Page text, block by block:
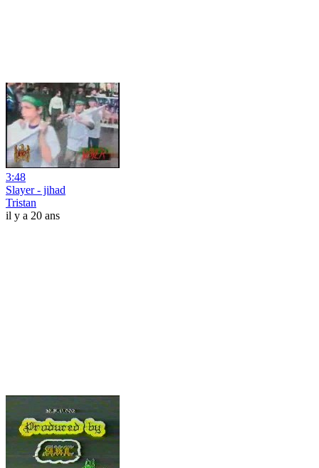
3:48
Slayer - jihad
Tristan
il y a 20 ans